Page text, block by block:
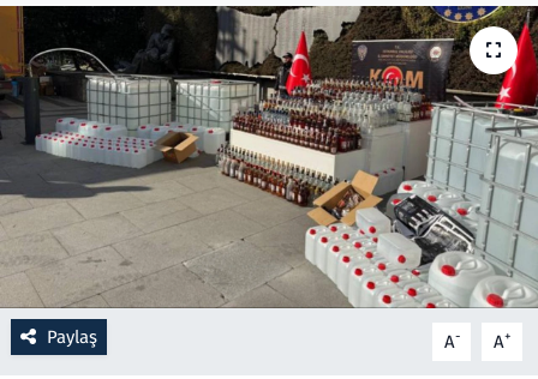
Paylaş A- A+
Otomobil
Oyun
Ramazan
Resmi İlanlar
Rüya Tabirleri
Sağlık